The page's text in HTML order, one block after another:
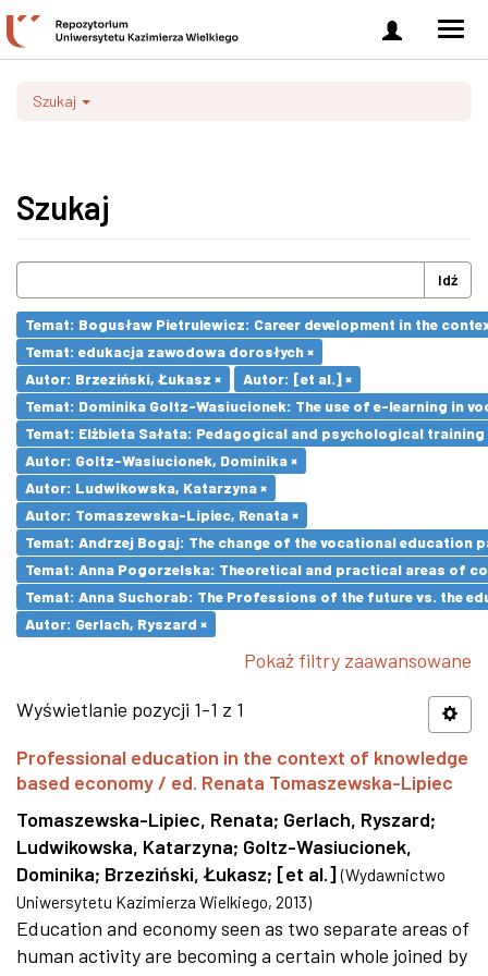
Zaloguj
się
Szukaj
Szukaj
Idź
Temat: Bogusław Pietrulewicz: Career development in the
Temat: edukacja zawodowa dorosłych ×
Autor: Brzeziński, Łukasz ×
Autor: [et al.] ×
Temat: Dominika Goltz-Wasiucionek: The use of e-learning in
Temat: Elżbieta Sałata: Pedagogical and psychological
Autor: Goltz-Wasiucionek, Dominika ×
Autor: Ludwikowska, Katarzyna ×
Autor: Tomaszewska-Lipiec, Renata ×
Temat: Andrzej Bogaj: The change of the vocational education
Temat: Anna Pogorzelska: Theoretical and practical areas of
Temat: Anna Suchorab: The Professions of the future vs. the
Autor: Gerlach, Ryszard ×
Pokaż filtry zaawansowane
Wyświetlanie pozycji 1-1 z 1
Professional education in the context of knowledge
based economy / ed. Renata Tomaszewska-Lipiec
Tomaszewska-Lipiec, Renata; Gerlach, Ryszard;
Ludwikowska, Katarzyna; Goltz-Wasiucionek,
Dominika; Brzeziński, Łukasz; [et al.] (Wydawnictwo
Uniwersytetu Kazimierza Wielkiego, 2013)
Education and economy seen as two separate areas of
human activity are becoming a certain whole joined by